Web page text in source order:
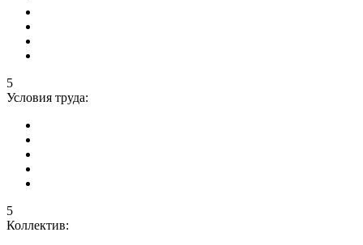
5
Условия труда:
5
Коллектив: